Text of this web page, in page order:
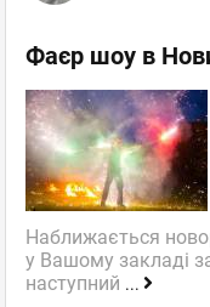
Фаєр шоу в
Наближається
у Вашому закладі
наступний ...